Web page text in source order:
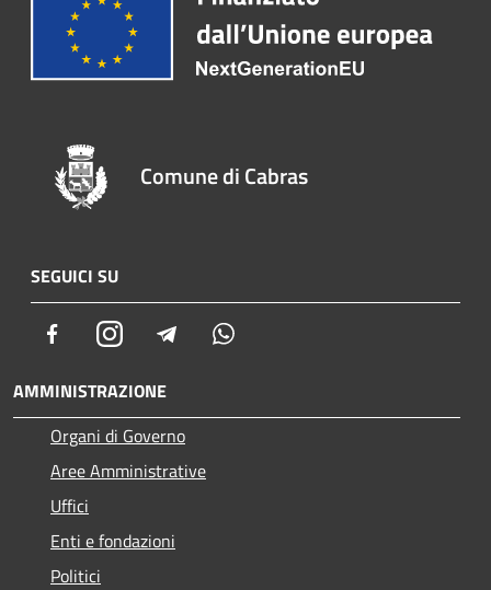
Comune di Cabras
SEGUICI SU
FacebookInstagram Telegram
AMMINISTRAZIONE
Organi di Governo
Aree Amministrative
Uffici
Enti e fondazioni
Politici